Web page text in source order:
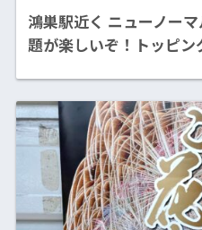
鴻巣駅近く ニューノー
題が楽しいぞ！トッピ